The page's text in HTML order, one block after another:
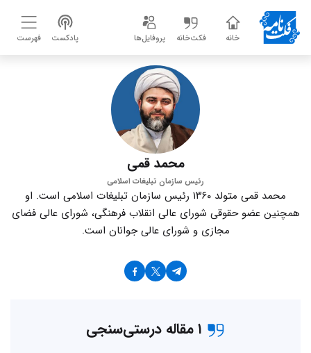
خانه فکت‌خانه پروفایل‌ها پادکست فهرست
محمد قمی
رئیس سازمان تبلیغات اسلامی
محمد قمی متولد ۱۳۶۰ رئیس سازمان تبلیغات اسلامی است. او
همچنین عضو حقوقی شورای عالی انقلاب فرهنگی، شورای عالی فضای
مجازی و شورای عالی جوانان است.
۱ مقاله درستی‌سنجی